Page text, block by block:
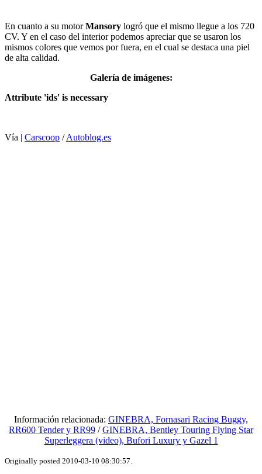
En cuanto a su motorMansory logró que el mismo llegue a los 720
CV. Y en el caso del interior podemos apreciar que se usaron los
mismos colores que vemos por fuera, en el cual se destaca una piel
de alta calidad.
Galería de imágenes:
Attribute 'ids' is necessary
Vía | Carscoop /Autoblog.es
Información relacionada: GINEBRA, Fornasari Racing Buggy,
RR600 Tender y RR99 /GINEBRA, Bentley Touring Flying Star
Superleggera (video), Bufori Luxury y Gazel 1
Originally posted 2010-03-10 08:30:57.